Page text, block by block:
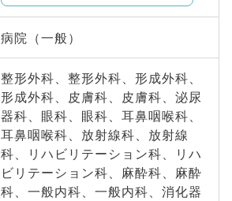
病院（一般）
整形外科、整形外科、形成外科、
形成外科、皮膚科、皮膚科、泌尿
器科、眼科、眼科、耳鼻咽喉科、
耳鼻咽喉科、放射線科、放射線
科、リハビリテーション科、リハ
ビリテーション科、麻酔科、麻酔
科、一般内科、一般内科、消化器